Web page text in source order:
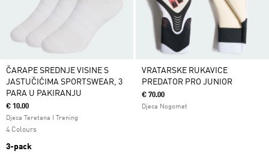
ČARAPE SREDNJE VISINE S
JASTUČIĆIMA SPORTSWEAR, 3
PARA U PAKIRANJU
€ 10.00
Djeca Teretana I Trening
4 Colours
3-pack
VRATARSKE RUKAVICE
PREDATOR PRO JUNIOR
€ 70.00
Djeca Nogomet